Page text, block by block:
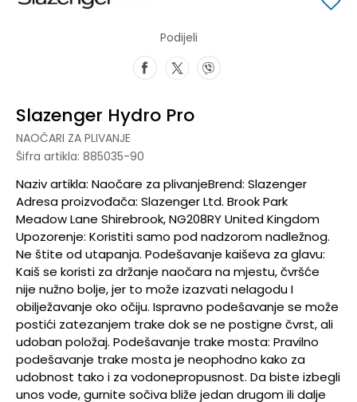
Podijeli
Slazenger Hydro Pro
NAOČARI ZA PLIVANJE
Šifra artikla: 885035-90
Naziv artikla: Naočare za plivanjeBrend: Slazenger
Adresa proizvođača: Slazenger Ltd. Brook Park
Meadow Lane Shirebrook, NG208RY United Kingdom
Upozorenje: Koristiti samo pod nadzorom nadležnog.
Ne štite od utapanja. Podešavanje kaiševa za glavu:
Kaiš se koristi za držanje naočara na mjestu, čvršće
nije nužno bolje, jer to može izazvati nelagodu I
obilježavanje oko očiju. Ispravno podešavanje se može
postići zatezanjem trake dok se ne postigne čvrst, ali
udoban položaj. Podešavanje trake mosta: Pravilno
podešavanje trake mosta je neophodno kako za
udobnost tako i za vodonepropusnost. Da biste izbegli
unos vode, gurnite sočiva bliže jedan drugom ili dalje